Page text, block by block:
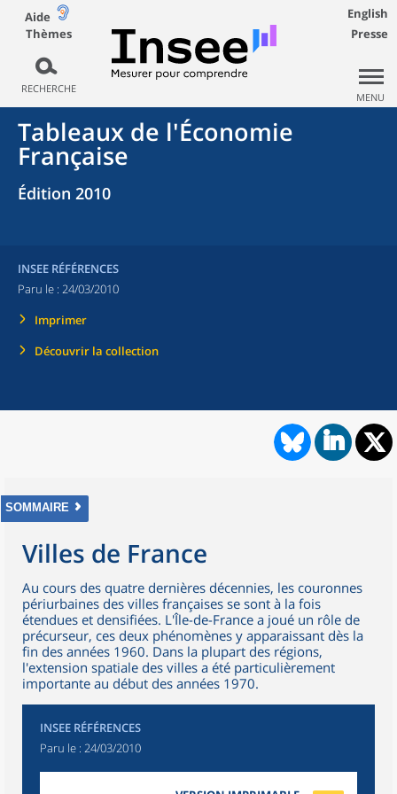
Aide
Thèmes
RECHERCHE
English
Presse
MENU
Tableaux de l'Économie
Française
Édition 2010
INSEE RÉFÉRENCES
Paru le : 24/03/2010
Imprimer
Découvrir la collection
SOMMAIRE
Villes de France
Au cours des quatre dernières décennies, les couronnes
périurbaines des villes françaises se sont à la fois
étendues et densifiées. L'Île-de-France a joué un rôle de
précurseur, ces deux phénomènes y apparaissant dès la
fin des années 1960. Dans la plupart des régions,
l'extension spatiale des villes a été particulièrement
importante au début des années 1970.
INSEE RÉFÉRENCES
Paru le : 24/03/2010